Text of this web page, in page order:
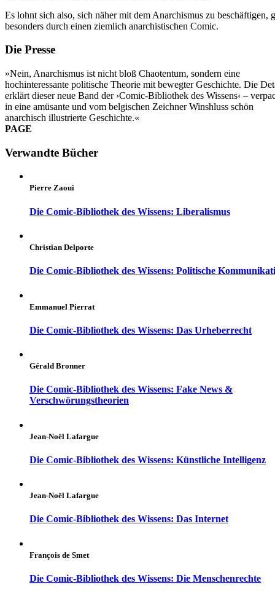
Es lohnt sich also, sich näher mit dem Anarchismus zu beschäftigen,
besonders durch einen ziemlich anarchistischen Comic.
Die Presse
»Nein, Anarchismus ist nicht bloß Chaotentum, sondern eine
hochinteressante politische Theorie mit bewegter Geschichte. Die
erklärt dieser neue Band der ›Comic-Bibliothek des Wissens‹ –
in eine amüsante und vom belgischen Zeichner Winshluss schön
anarchisch illustrierte Geschichte.«
PAGE
Verwandte Bücher
Pierre Zaoui
Die Comic-Bibliothek des Wissens: Liberalismus
Christian Delporte
Die Comic-Bibliothek des Wissens: Politische
Emmanuel Pierrat
Die Comic-Bibliothek des Wissens: Das Urheberrecht
Gérald Bronner
Die Comic-Bibliothek des Wissens: Fake News &
Verschwörungstheorien
Jean-Noël Lafargue
Die Comic-Bibliothek des Wissens: Künstliche Intelligenz
Jean-Noël Lafargue
Die Comic-Bibliothek des Wissens: Das Internet
François de Smet
Die Comic-Bibliothek des Wissens: Die Menschenrechte